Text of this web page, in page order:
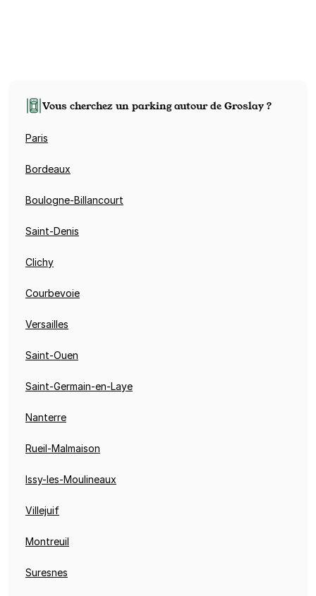
Vous cherchez un parking autour de Groslay ?
Paris
Bordeaux
Boulogne-Billancourt
Saint-Denis
Clichy
Courbevoie
Versailles
Saint-Ouen
Saint-Germain-en-Laye
Nanterre
Rueil-Malmaison
Issy-les-Moulineaux
Villejuif
Montreuil
Suresnes